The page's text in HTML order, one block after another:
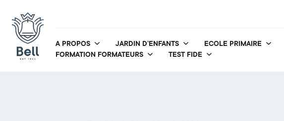
A PROPOS JARDIN D’ENFANTS ECOLE PRIMAIRE
FORMATION FORMATEURS
TEST FIDE